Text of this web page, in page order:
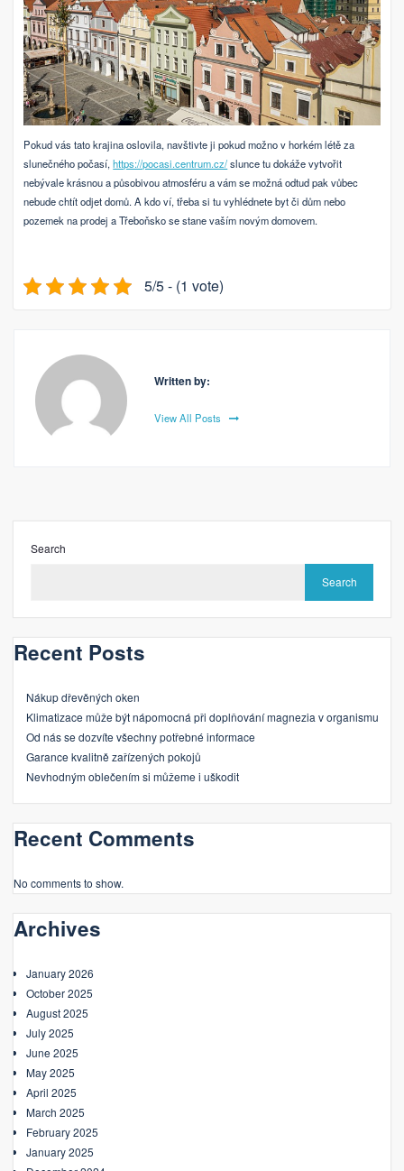
Pokud vás tato krajina oslovila, navštivte ji pokud možno v horkém létě za
slunečného počasí,https://pocasi.centrum.cz/slunce tu dokáže vytvořit
nebývale krásnou a působivou atmosféru a vám se možná odtud pak vůbec
nebude chtít odjet domů. A kdo ví, třeba si tu vyhlédnete byt či dům nebo
pozemek na prodej a Třeboňsko se stane vaším novým domovem.
5/5 - (1 vote)
Written by:
View All Posts
Search
Search
Recent Posts
Nákup dřevěných oken
Klimatizace může být nápomocná při doplňování magnezia v organismu
Od nás se dozvíte všechny potřebné informace
Garance kvalitně zařízených pokojů
Nevhodným oblečením si můžeme i uškodit
Recent Comments
No comments to show.
Archives
January 2026
October 2025
August 2025
July 2025
June 2025
May 2025
April 2025
March 2025
February 2025
January 2025